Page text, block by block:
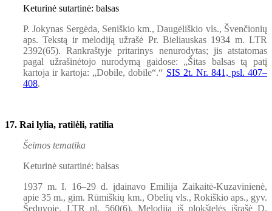
Keturinė sutartinė: balsas
P. Jokynas Sergėda, Seniškio km., Daugėliškio vls., Švenčionių
aps. Tekstą ir melodiją užrašė Pr. Bieliauskas 1934 m. LTR
2392(65). Rankraštyje pritarinys nenurodytas; jis atstatomas
pagal užrašinėtojo nurodymą gaidose: „Šitas balsas tą patį
kartoja ir kartoja: „Dobile, dobile“.“ SIS 2t. Nr. 841, psl. 407–
408.
17. Rai lylia, ratiłėli, ratilia
Šeimos tematika
Keturinė sutartinė: balsas
1937 m. I. 16–29 d. įdainavo Emilija Zaikaitė-Kuzavinienė,
apie 35 m., gim. Rūmiškių km., Obelių vls., Rokiškio aps., gyv.
Šeduvoje. LTR pl. 560(6). Melodiją iš plokštelės išrašė D.